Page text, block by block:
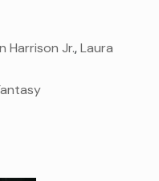
Harrison Jr.,Laura
Taylor